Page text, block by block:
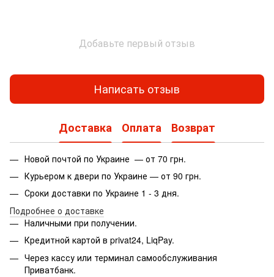
Добавьте первый отзыв
Написать отзыв
Доставка Оплата Возврат
Новой почтой по Украине — от 70 грн.
Курьером к двери по Украине — от 90 грн.
Сроки доставки по Украине 1 - 3 дня.
Подробнее о доставке
Наличными при получении.
Кредитной картой в privat24, LiqPay.
Через кассу или терминал самообслуживания
Приватбанк.